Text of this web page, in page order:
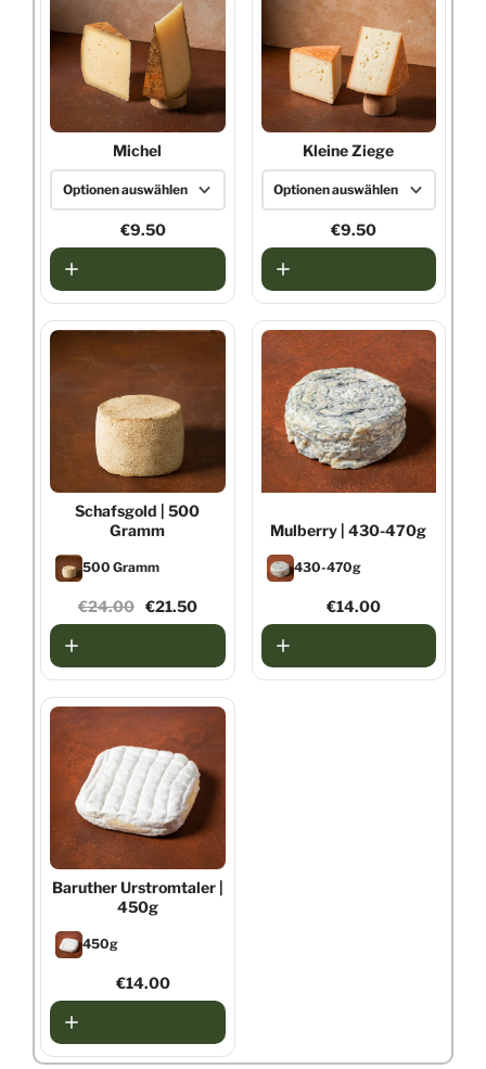
Michel
Optionen auswählen
4,5kg
€9.50
Kleine Ziege
Optionen auswählen
250g€9.50
Schafsgold | 500
Gramm
500 Gramm
€24.00 €21.50
Mulberry | 430-470g
430-470g
€14.00
Baruther Urstromtaler|
450g
450g
€14.00